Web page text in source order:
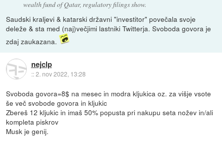
wealth fund of Qatar, regulatory filings show.
Saudski kraljevi & katarski državni "investitor" povečala svoje
deleže & sta med (naj)večjimi lastniki Twitterja. Svoboda govora je
zdaj zaukazana.
nejclp
::2. nov 2022, 13:28
Svoboda govora=8$ na mesec in modra kljukica oz. za višje vsote
še več svobode govora in kljukic
Zbereš 12 kljukic in imaš 50% popusta pri nakupu seta nožev in/ali
kompleta piskrov
Musk je genij.